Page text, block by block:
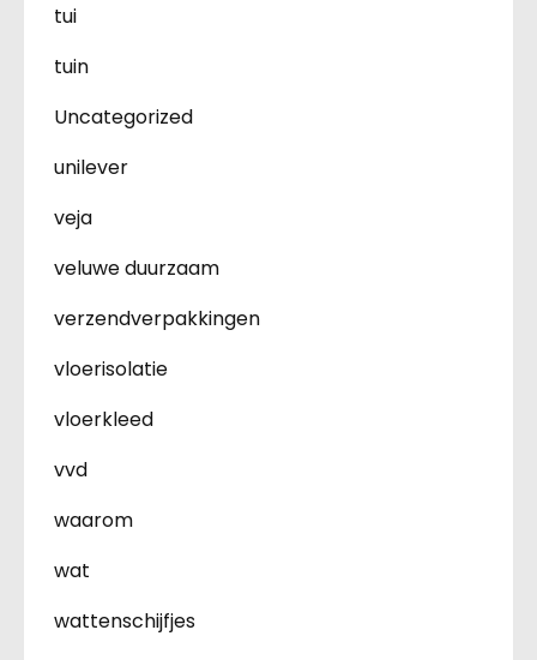
tui
tuin
Uncategorized
unilever
veja
veluwe duurzaam
verzendverpakkingen
vloerisolatie
vloerkleed
vvd
waarom
wat
wattenschijfjes